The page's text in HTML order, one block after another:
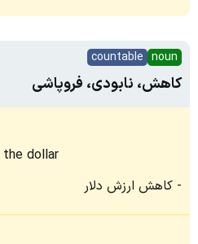
noun
countable
کاهش، نابودی، فروپاشی
dollar
کاهش ارزش دلار